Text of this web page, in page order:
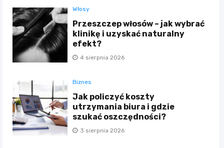
Włosy
Przeszczep włosów – jak wybrać
klinikę i uzyskać naturalny
efekt?
4 sierpnia 2026
Biznes
Jak policzyć koszty
utrzymania biura i gdzie
szukać oszczędności?
3 sierpnia 2026